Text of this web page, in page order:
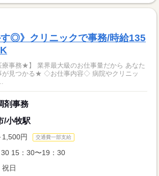
す◎》クリニックで事務/時給135
療事務★】 業界最大級のお仕事量だから あなた
事内容◇ 病院やクリニッ
剤事務
/小牧駅
円 交通費一部支給
15：30〜19：30
日